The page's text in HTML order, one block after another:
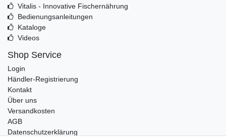
Vitalis - Innovative Fischernährung
Bedienungsanleitungen
Kataloge
Videos
Shop Service
Login
Händler-Registrierung
Kontakt
Über uns
Versandkosten
AGB
Datenschutzerklärung